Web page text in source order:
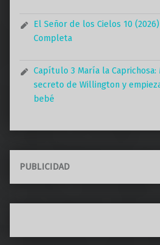
El Señor de los Cielos 10
Completa
Capítulo 3 María la
secreto de Willington y
bebé
PUBLICIDAD